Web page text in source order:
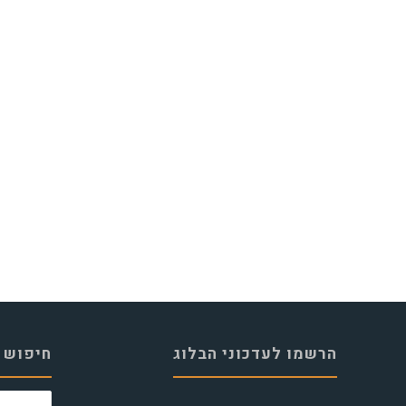
הרשמו לעדכוני הבלוג